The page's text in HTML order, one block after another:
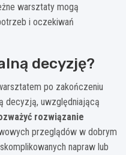
warsztaty mogą
i oczekiwań
decyzję?
po zakończeniu
decyzją, uwzględniającą
rozwiązanie
przeglądów w dobrym
napraw lub